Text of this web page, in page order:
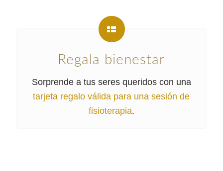
Regala bienestar
Sorprende a tus seres queridos con una
tarjeta regalo válida para una sesión de
fisioterapia.